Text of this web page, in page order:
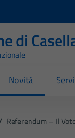
di
Novità
Referendum – Il